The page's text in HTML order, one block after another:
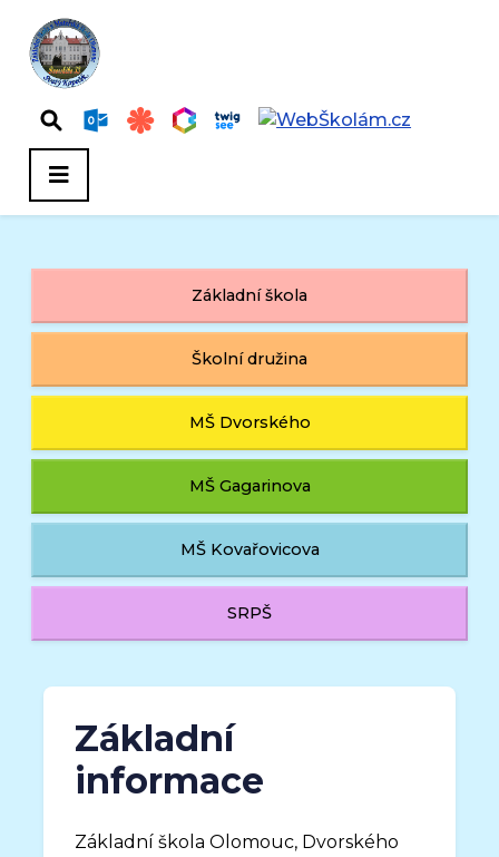
Základní škola
Školní družina
MŠ Dvorského
MŠ Gagarinova
MŠ Kovařovicova
SRPŠ
Základní
informace
Základní škola Olomouc, Dvorského